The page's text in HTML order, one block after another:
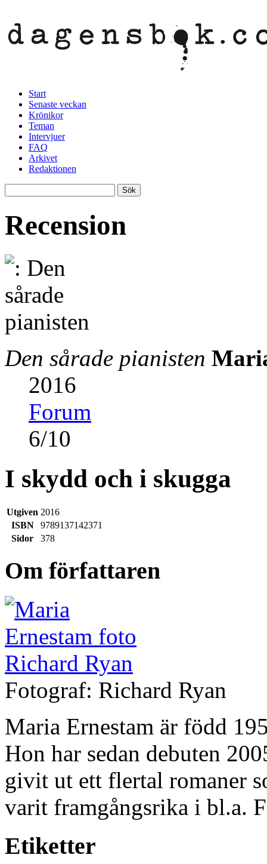
Start
Senaste veckan
Krönikor
Teman
Intervjuer
FAQ
Arkivet
Redaktionen
Recension
Den sårade pianisten
2016
Forum
6/10
I skydd och i skugga
Utgiven 2016
ISBN
9789137142371
Sidor
378
Om författaren
Fotograf: Richard Ryan
Maria Ernestam är född
Hon har sedan debuten
givit ut ett flertal romaner
varit framgångsrika i bl.a.
Etiketter